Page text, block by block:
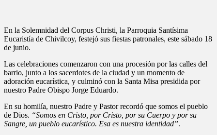
En la Solemnidad del Corpus Christi, la Parroquia Santísima
Eucaristía de Chivilcoy, festejó sus fiestas patronales, este sábado 18
de junio.
Las celebraciones comenzaron con una procesión por las calles del
barrio, junto a los sacerdotes de la ciudad y un momento de
adoración eucarística, y culminó con la Santa Misa presidida por
nuestro Padre Obispo Jorge Eduardo.
En su homilía, nuestro Padre y Pastor recordó que somos el pueblo
de Dios. “Somos en Cristo, por Cristo, por su Cuerpo y por su
Sangre, un pueblo eucarístico. Esa es nuestra identidad”.